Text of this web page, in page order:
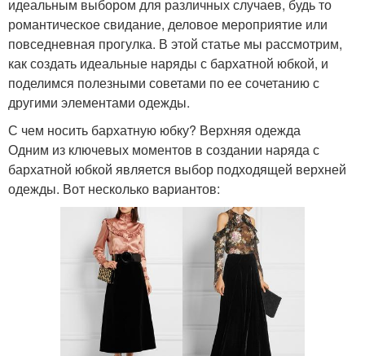
идеальным выбором для различных случаев, будь то
романтическое свидание, деловое мероприятие или
повседневная прогулка. В этой статье мы рассмотрим,
как создать идеальные наряды с бархатной юбкой, и
поделимся полезными советами по ее сочетанию с
другими элементами одежды.
С чем носить бархатную юбку? Верхняя одежда
Одним из ключевых моментов в создании наряда с
бархатной юбкой является выбор подходящей верхней
одежды. Вот несколько вариантов: